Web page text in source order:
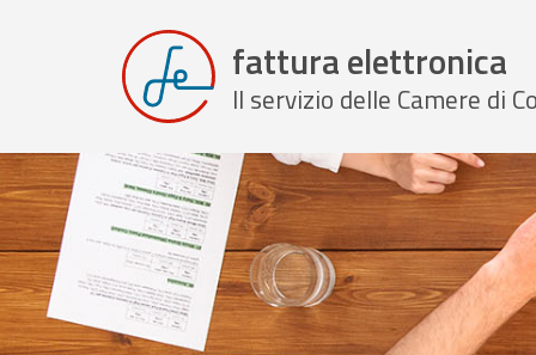
fattura elettronica
Il servizio delle Camere di